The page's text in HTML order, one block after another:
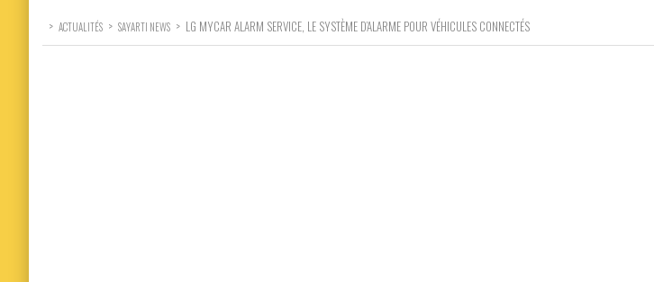
> ACTUALITÉS > SAYARTI NEWS > LG MYCAR ALARM SERVICE, LE SYSTÈME D’ALARME POUR VÉHICULES CONNECTÉS